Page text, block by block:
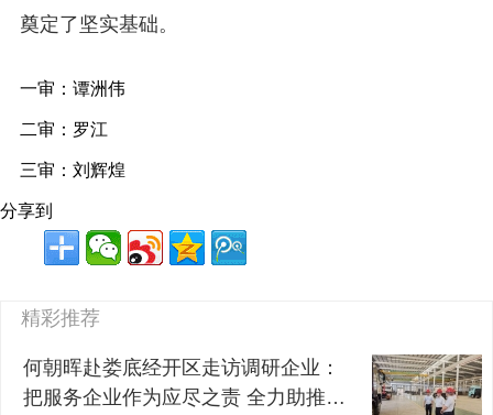
奠定了坚实基础。
一审：谭洲伟
二审：罗江
三审：刘辉煌
分享到
精彩推荐
何朝晖赴娄底经开区走访调研企业：
把服务企业作为应尽之责 全力助推经